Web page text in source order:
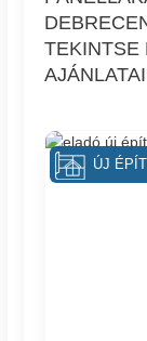
TEKINTSE
ÚJ